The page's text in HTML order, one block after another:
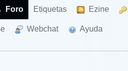
Foro Etiquetas Ezine
Webchat Ayuda